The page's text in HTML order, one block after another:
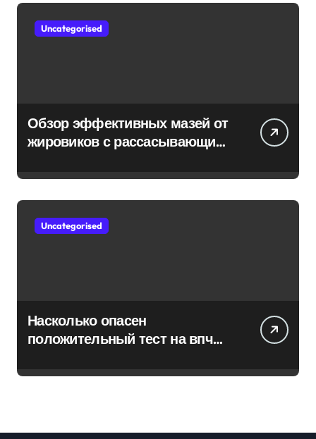
Uncategorised
Обзор эффективных мазей от
жировиков с рассасывающим
Uncategorised
Насколько опасен
положительный тест на впч